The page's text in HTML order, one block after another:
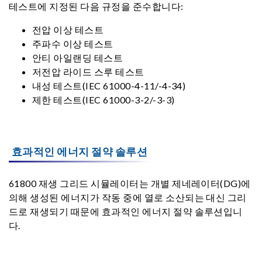
테스트에 지정된 다음 규정을 준수합니다:
전압 이상 테스트
주파수 이상 테스트
안티 아일랜딩 테스트
저전압 라이드 스루 테스트
내성 테스트(IEC 61000-4-11/-4-34)
제한 테스트(IEC 61000-3-2/-3-3)
효과적인 에너지 절약 솔루션
61800 재생 그리드 시뮬레이터는 개별 제네레이터(DG)에
의해 생성된 에너지가 작동 중에 열로 소산되는 대신 그리
드로 재생되기 때문에 효과적인 에너지 절약 솔루션입니
다.